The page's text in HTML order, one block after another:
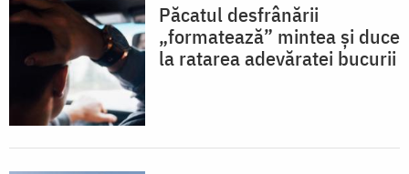
Păcatul desfrânării
„formatează” mintea și duce
la ratarea adevăratei bucurii